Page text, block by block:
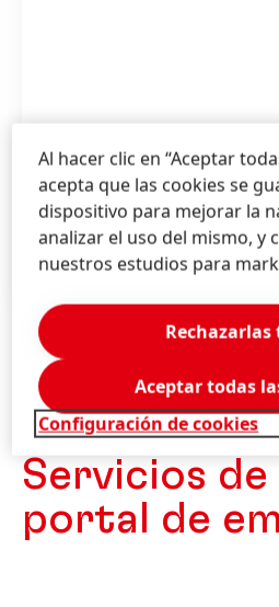
¿Cómo impresionar
aplicación?
VER VIDEO (EN INGLÉS)
1 de 3
Servicios
portal de
Al hacer clic en “Aceptar
acepta que las cookies se
dispositivo para mejorar la
analizar el uso del mismo, y
nuestros estudios para
Configuración de cookies
Rechazarlas
Aceptar todas